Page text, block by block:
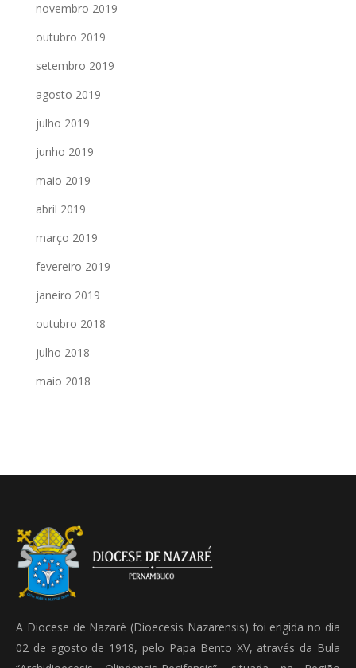
novembro 2019
outubro 2019
setembro 2019
agosto 2019
julho 2019
junho 2019
maio 2019
abril 2019
março 2019
fevereiro 2019
janeiro 2019
outubro 2018
julho 2018
maio 2018
A Diocese de Nazaré (Dioecesis Nazarensis) foi erigida no dia
02 de agosto de 1918, pelo Papa Bento XV, através da Bula